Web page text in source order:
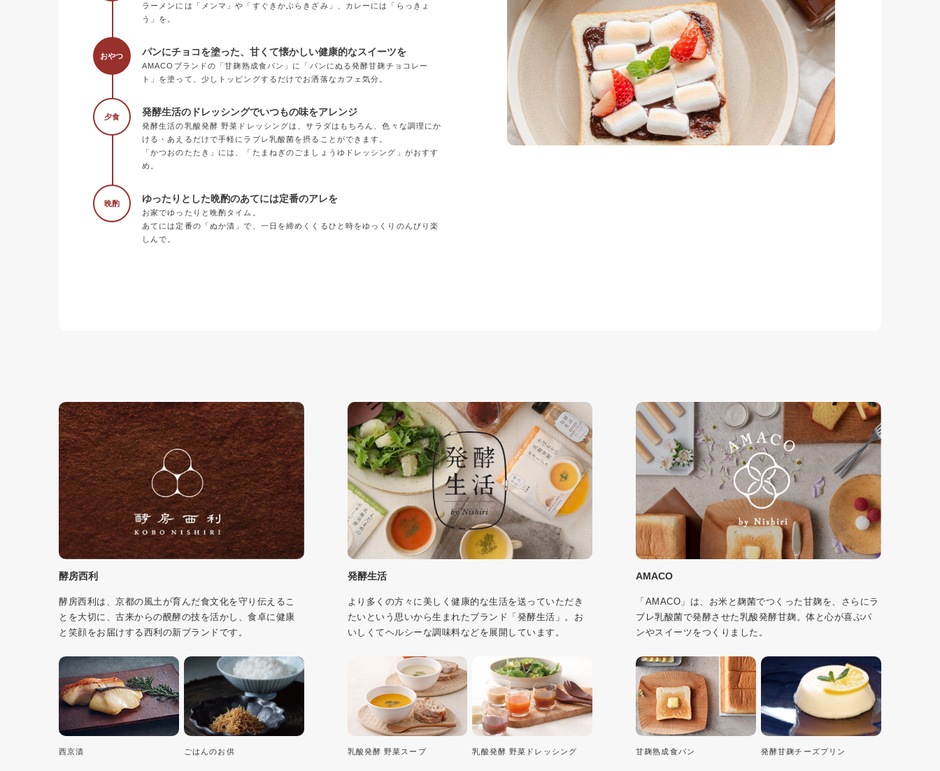
ラーメンには「メンマ」や「すぐきかぶらきざみ」、カレーには「らっきょ
う」を。
おやつ パンにチョコを塗った、甘くて懐かしい健康的なスイーツを
AMACOブランドの「甘麹熟成食パン」に「パンにぬる発酵甘麹チョコレー
ト」を塗って、少しトッピングするだけでお洒落なカフェ気分。
夕食 発酵生活のドレッシングでいつもの味をアレンジ
発酵生活の乳酸発酵 野菜ドレッシングは、サラダはもちろん、色々な調理にか
ける・あえるだけで手軽にラブレ乳酸菌を摂ることができます。
「かつおのたたき」には、「たまねぎのごましょうゆドレッシング」がおすす
め。
晩酌 ゆったりとした晩酌のあてには定番のアレを
お家でゆったりと晩酌タイム。
あてには定番の「ぬか漬」で、一日を締めくくるひと時をゆっくりのんびり楽
しんで。
酵房西利
酵房西利は、京都の風土が育んだ食文化を守り伝えるこ
とを大切に、古来からの醗酵の技を活かし、食卓に健康
と笑顔をお届けする西利の新ブランドです。
西京漬 ごはんのお供
発酵生活
より多くの方々に美しく健康的な生活を送っていただき
たいという思いから生まれたブランド「発酵生活」。お
いしくてヘルシーな調味料などを展開しています。
乳酸発酵 野菜スープ 乳酸発酵 野菜ドレッシング
AMACO
「AMACO」は、お米と麹菌でつくった甘麹を、さらにラ
ブレ乳酸菌で発酵させた乳酸発酵甘麹。体と心が喜ぶパ
ンやスイーツをつくりました。
甘麹熟成食パン 発酵甘麹チーズプリン